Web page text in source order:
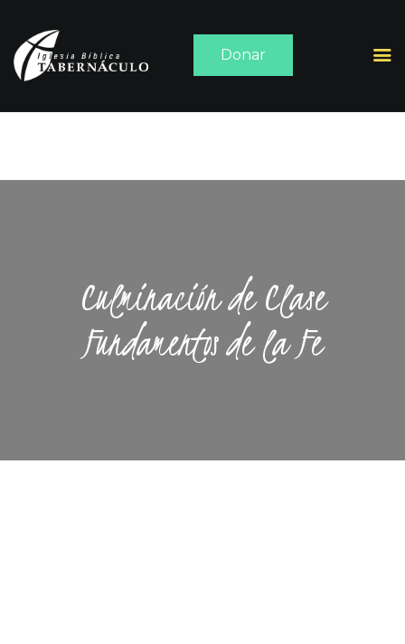
Donar
Culminación de Clase
Fundamentos de la Fe
SERMONES